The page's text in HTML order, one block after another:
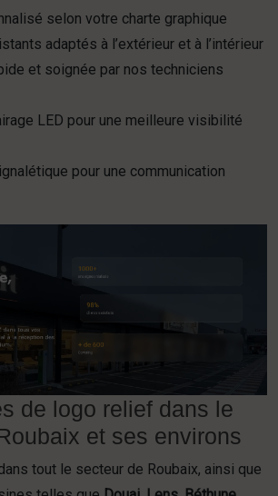
selon votre charte graphique
adaptés à l’extérieur et à l’intérieur
et soignée par nos techniciens
LED pour une meilleure visibilité
pour une communication
de logo relief dans le
et ses environs
tout le secteur de Roubaix, ainsi que